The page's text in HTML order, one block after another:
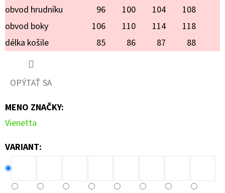
obvod hrudníku
96 100 104
108
obvod boky
106 110 114
118
délka košile
85 86 87 88
OPÝTAŤ SA
MENO ZNAČKY:
Vienetta
VARIANT: